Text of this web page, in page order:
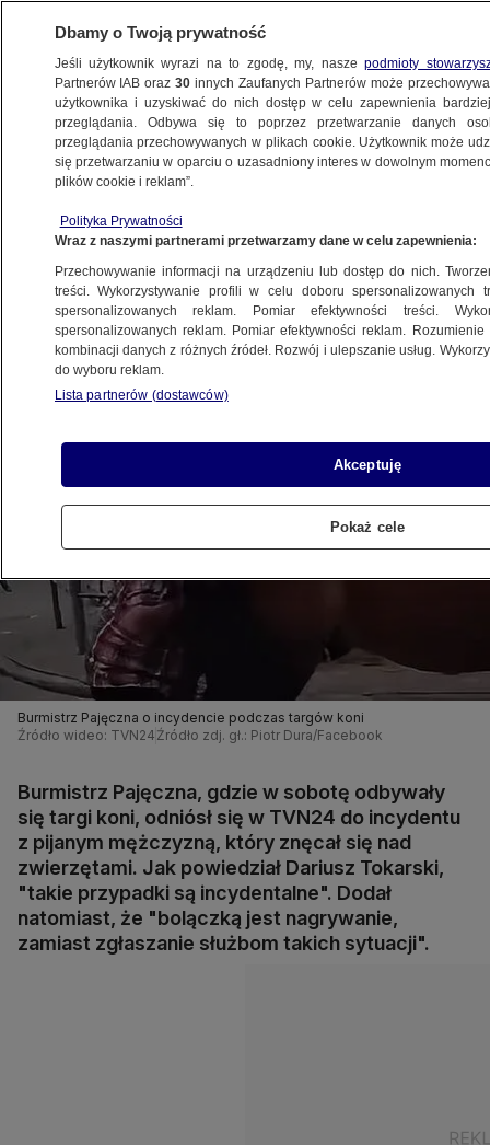
ŁÓDŹ
bolączką jest nagrywanie
Michał Malinowski
12.05.2026, 14:43
Posłuchaj artykułu
Czyta lektor AI
Burmistrz Pajęczna o incydencie podczas targów koni
Źródło wideo: TVN24 Źródło zdj. gł.: Piotr Dura/Facebook
Burmistrz Pajęczna, gdzie w sobotę odbywały
się targi koni, odniósł się w TVN24 do incydentu
z pijanym mężczyzną, który znęcał się nad
zwierzętami. Jak powiedział Dariusz Tokarski,
"takie przypadki są incydentalne". Dodał
natomiast, że "bolączką jest nagrywanie,
zamiast zgłaszanie służbom takich sytuacji".
Dbamy o Twoją prywatność
Jeśli użytkownik wyrazi na to zgodę, my, naszepodmioty
Partnerów IAB oraz30 innych Zaufanych Partnerów może
użytkownika i uzyskiwać do nich dostęp w celu zapewnienia
przeglądania. Odbywa się to poprzez przetwarzanie danych
przeglądania przechowywanych w plikach cookie. Użytkownik może
się przetwarzaniu w oparciu o uzasadniony interes w dowolnym
plików cookie i reklam”.
Polityka Prywatności
Wraz z naszymi partnerami przetwarzamy dane w celu zapewnienia:
Przechowywanie informacji na urządzeniu lub dostęp do nich.
treści. Wykorzystywanie profili w celu doboru spersonalizowanych
spersonalizowanych reklam. Pomiar efektywności treści.
spersonalizowanych reklam. Pomiar efektywności reklam.
kombinacji danych z różnych źródeł. Rozwój i ulepszanie usług.
do wyboru reklam.
Lista partnerów (dostawców)
Akceptuję
Pokaż cele